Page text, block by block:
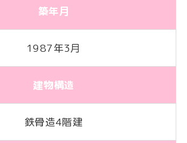
築年月
1987年3月
建物構造
鉄骨造4階建